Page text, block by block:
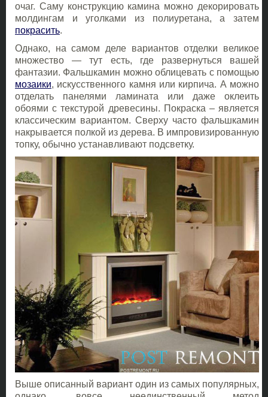
очаг. Саму конструкцию камина можно декорировать
молдингам и уголками из полиуретана, а затем
покрасить.
Однако, на самом деле вариантов отделки великое
множество — тут есть, где развернуться вашей
фантазии. Фальшкамин можно облицевать с помощью
мозаики, искусственного камня или кирпича. А можно
отделать панелями ламината или даже оклеить
обоями с текстурой древесины. Покраска – является
классическим вариантом. Сверху часто фальшкамин
накрывается полкой из дерева. В импровизированную
топку, обычно устанавливают подсветку.
Выше описанный вариант один из самых популярных,